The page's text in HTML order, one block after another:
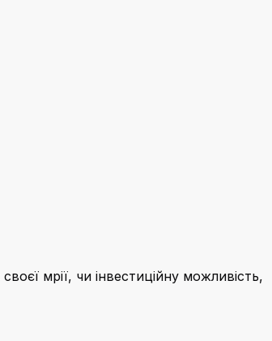
мрії, чи інвестиційну можливість,